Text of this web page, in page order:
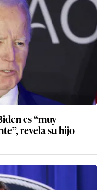
es “muy
revela su hijo